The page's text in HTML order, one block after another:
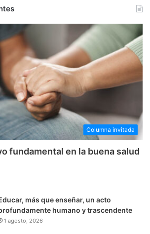
Columna invitada
fundamental en la buena salud
más que enseñar, un acto
humano y trascendente
1 agosto, 2026